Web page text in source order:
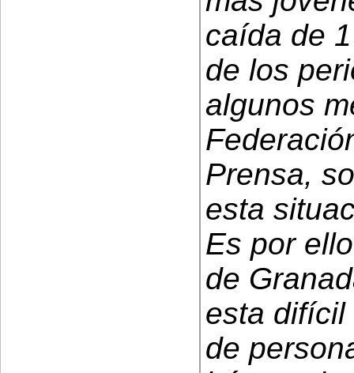
caída de
de los
algunos
Prensa,
esta
Es por
de
esta difícil
de